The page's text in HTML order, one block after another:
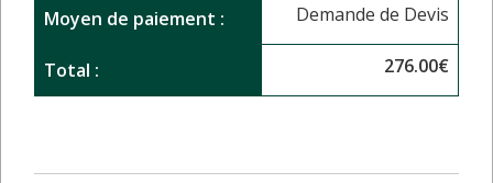
Moyen de paiement : Demande de Devis
Total : 276.00€